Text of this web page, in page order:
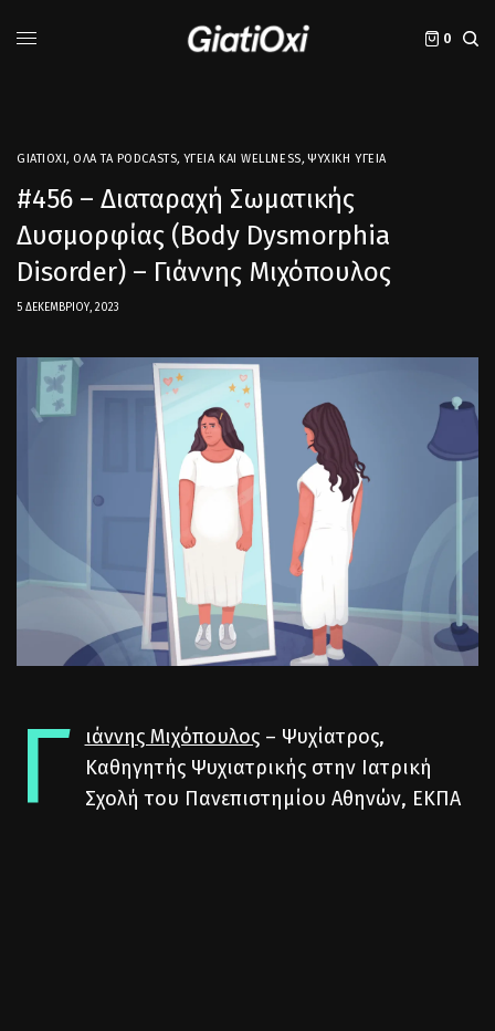
0
GIATIOXI, ΌΛΑ ΤΑ PODCASTS, ΥΓΕΊΑ ΚΑΙ WELLNESS,ΨΥΧΙΚΉ ΥΓΕΊΑ
#456 – Διαταραχή Σωματικής
Δυσμορφίας (Body Dysmorphia
Disorder) – Γιάννης Μιχόπουλος
5 ΔΕΚΕΜΒΡΊΟΥ, 2023
Γ ιάννης Μιχόπουλος– Ψυχίατρος,
Καθηγητής Ψυχιατρικής στην Ιατρική
Σχολή του Πανεπιστημίου Αθηνών, ΕΚΠΑ